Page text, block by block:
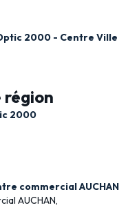
2000 - Centre Ville
région
2000
commercial AUCHAN
AUCHAN,